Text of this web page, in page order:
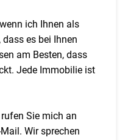
ich Ihnen als
es bei Ihnen
am Besten, dass
Jede Immobilie ist
Sie mich an
Wir sprechen